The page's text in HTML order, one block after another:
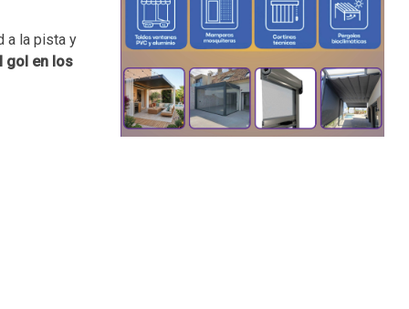
a la pista y
gol en los